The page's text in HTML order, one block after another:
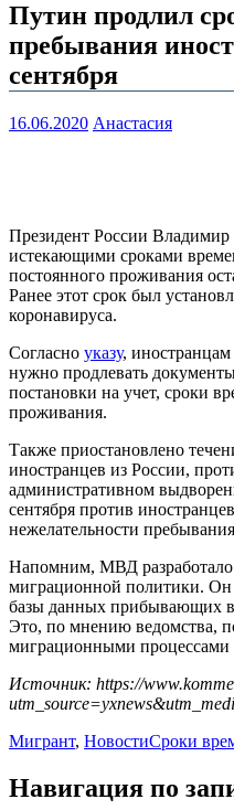
Путин продлил
пребывания
сентября
16.06.2020 Анастасия
Президент России
истекающими сроками
постоянного проживания
Ранее этот срок был
коронавируса.
Согласно указу,
нужно продлевать
постановки на учет, сроки
проживания.
Также приостановлено
иностранцев из России,
административном
сентября против
нежелательности
Напомним, МВД
миграционной политики. Он
базы данных прибывающих в
Это, по мнению ведомства,
миграционными процессами
Источник: https://
Мигрант, НовостиСроки
Навигация по